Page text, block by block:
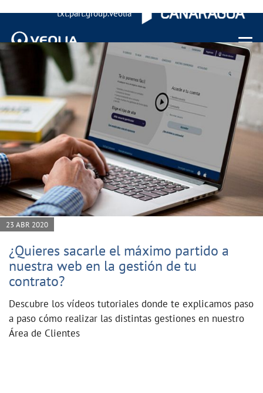
txt.part.group.veolia
Menu
23 ABR 2020
¿Quieres sacarle el máximo partido a
nuestra web en la gestión de tu
contrato?
Descubre los vídeos tutoriales donde te explicamos paso
a paso cómo realizar las distintas gestiones en nuestro
Área de Clientes